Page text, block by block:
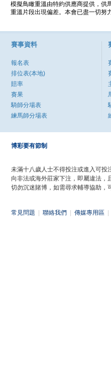
模擬鳥瞰重溫由特約供應商提供，供
重溫片段出現偏差。本會已盡一切努
賽事資料
報名表
排位表(本地)
賠率
賽果
騎師分場表
練馬師分場表
博彩要有節制
未滿十八歲人士不得投注或進入可投
向非法或海外莊家下注，即屬違法，
切勿沉迷賭博，如需尋求輔導協助，
常見問題 聯絡我們 傳媒專用區